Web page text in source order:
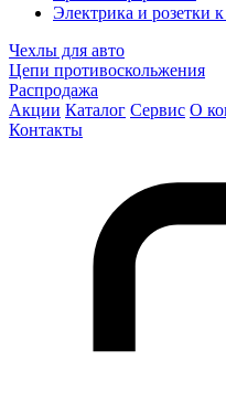
Электрика и розетки
Чехлы для авто
Цепи противоскольжения
Распродажа
Акции Каталог Сервис О
Контакты